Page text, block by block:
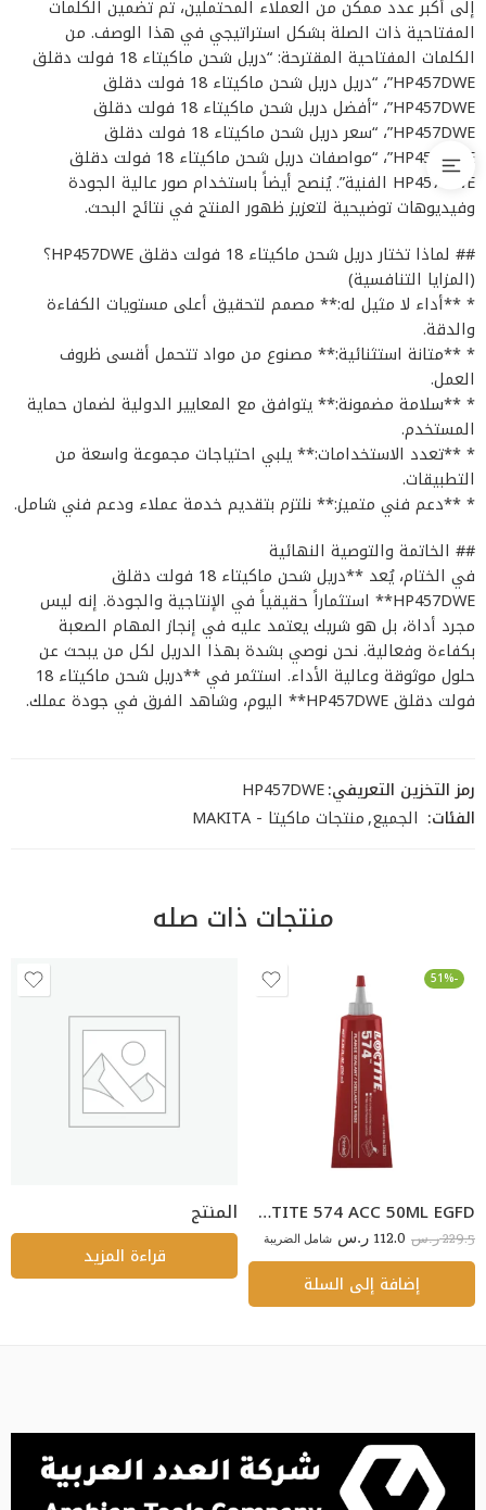
إلى أكبر عدد ممكن من العملاء المحتملين، تم تضمين الكلمات
المفتاحية ذات الصلة بشكل استراتيجي في هذا الوصف. من
الكلمات المفتاحية المقترحة: “دريل شحن ماكيتاء 18 فولت دقلق
HP457DWE”، “دريل دريل شحن ماكيتاء 18 فولت دقلق
HP457DWE”، “أفضل دريل شحن ماكيتاء 18 فولت دقلق
HP457DWE”، “سعر دريل شحن ماكيتاء 18 فولت دقلق
HP457DWE”، “مواصفات دريل شحن ماكيتاء 18 فولت دقلق
HP457DWE الفنية”. يُنصح أيضاً باستخدام صور عالية الجودة
وفيديوهات توضيحية لتعزيز ظهور المنتج في نتائج البحث.
## لماذا تختار دريل شحن ماكيتاء 18 فولت دقلق HP457DWE؟
(المزايا التنافسية)
* **أداء لا مثيل له:** مصمم لتحقيق أعلى مستويات الكفاءة
والدقة.
* **متانة استثنائية:** مصنوع من مواد تتحمل أقسى ظروف
العمل.
* **سلامة مضمونة:** يتوافق مع المعايير الدولية لضمان حماية
المستخدم.
* **تعدد الاستخدامات:** يلبي احتياجات مجموعة واسعة من
التطبيقات.
* **دعم فني متميز:** نلتزم بتقديم خدمة عملاء ودعم فني شامل.
## الخاتمة والتوصية النهائية
في الختام، يُعد **دريل شحن ماكيتاء 18 فولت دقلق
HP457DWE** استثماراً حقيقياً في الإنتاجية والجودة. إنه ليس
مجرد أداة، بل هو شريك يعتمد عليه في إنجاز المهام الصعبة
بكفاءة وفعالية. نحن نوصي بشدة بهذا الدريل لكل من يبحث عن
حلول موثوقة وعالية الأداء. استثمر في **دريل شحن ماكيتاء 18
فولت دقلق HP457DWE** اليوم، وشاهد الفرق في جودة عملك.
رمز التخزين التعريفي:HP457DWE
الفئات: الجميع,منتجات ماكيتا - MAKITA
منتجات ذات صله
-51%
LOCTITE 574 ACC 50ML EGFD
229.5 ر.س 112.0 ر.س شامل الضريبة
إضافة إلى السلة
المنتج
قراءة المزيد